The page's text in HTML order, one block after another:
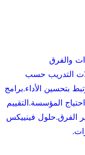
والفرق
التدريب حسب
بتحسين الأداء.برامج
المؤسسة.التقييم
الفرق.حلول فينييكس